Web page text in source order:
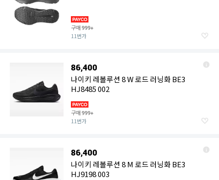
구매999+
11번가
86,400
나이키 레볼루션 8 W 로드 러닝화 BE3
HJ8485 002
구매999+
11번가
86,400
나이키 레볼루션 8 M 로드 러닝화 BE3
HJ9198 003